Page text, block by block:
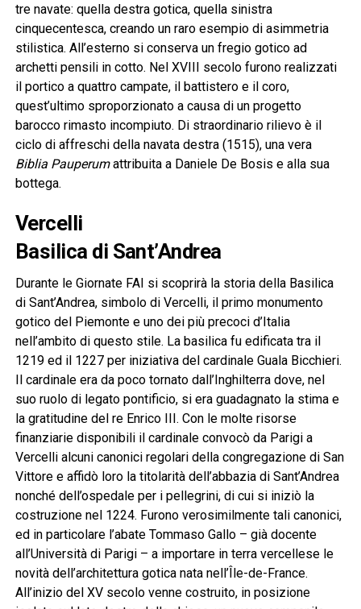
tre navate: quella destra gotica, quella sinistra
cinquecentesca, creando un raro esempio di asimmetria
stilistica. All’esterno si conserva un fregio gotico ad
archetti pensili in cotto. Nel XVIII secolo furono realizzati
il portico a quattro campate, il battistero e il coro,
quest’ultimo sproporzionato a causa di un progetto
barocco rimasto incompiuto. Di straordinario rilievo è il
ciclo di affreschi della navata destra (1515), una vera
Biblia Pauperumattribuita a Daniele De Bosis e alla sua
bottega.
Vercelli
Basilica di Sant’Andrea
Durante le Giornate FAI si scoprirà la storia della Basilica
di Sant’Andrea, simbolo di Vercelli, il primo monumento
gotico del Piemonte e uno dei più precoci d’Italia
nell’ambito di questo stile. La basilica fu edificata tra il
1219 ed il 1227 per iniziativa del cardinale Guala Bicchieri.
Il cardinale era da poco tornato dall’Inghilterra dove, nel
suo ruolo di legato pontificio, si era guadagnato la stima e
la gratitudine del re Enrico III. Con le molte risorse
finanziarie disponibili il cardinale convocò da Parigi a
Vercelli alcuni canonici regolari della congregazione di San
Vittore e affidò loro la titolarità dell’abbazia di Sant’Andrea
nonché dell’ospedale per i pellegrini, di cui si iniziò la
costruzione nel 1224. Furono verosimilmente tali canonici,
ed in particolare l’abate Tommaso Gallo – già docente
all’Università di Parigi – a importare in terra vercellese le
novità dell’architettura gotica nata nell’Île-de-France.
All’inizio del XV secolo venne costruito, in posizione